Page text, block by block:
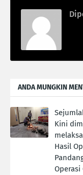
ANDA MUNGKIN
Kini
Hasil